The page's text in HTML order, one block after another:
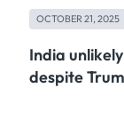
OCTOBER 21, 2025
India
despite